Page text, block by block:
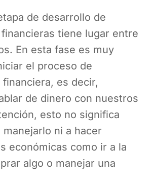
de desarrollo de
tiene lugar entre
En esta fase es muy
el proceso de
es decir,
de dinero con nuestros
esto no significa
ni a hacer
económicas como ir a la
algo o manejar una